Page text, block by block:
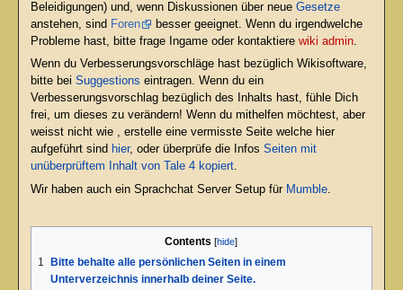
Beleidigungen) und, wenn Diskussionen über neue Gesetze
anstehen, sind Foren
besser geeignet. Wenn du irgendwelche
Probleme hast, bitte frage Ingame oder kontaktiere wiki admin.
Wenn du Verbesserungsvorschläge hast bezüglich Wikisoftware,
bitte bei Suggestions eintragen. Wenn du ein
Verbesserungsvorschlag bezüglich des Inhalts hast, fühle Dich
frei, um dieses zu verändern! Wenn du mithelfen möchtest, aber
weisst nicht wie , erstelle eine vermisste Seite welche hier
aufgeführt sind hier, oder überprüfe die Infos Seiten mit
unüberprüftem Inhalt von Tale 4 kopiert.
Wir haben auch ein Sprachchat Server Setup für Mumble.
Contents
1
Bitte behalte alle persönlichen Seiten in einem
Unterverzeichnis innerhalb deiner Seite.